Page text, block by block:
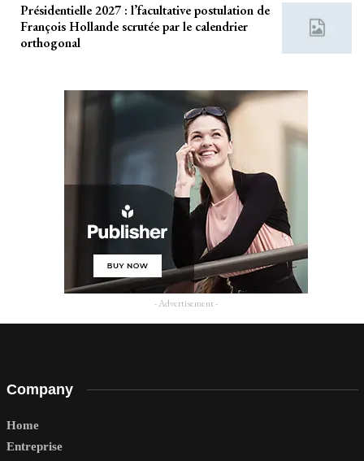
Présidentielle 2027 : l’facultative postulation de
François Hollande scrutée par le calendrier
orthogonal
- Advertisement -
Company
Home
Entreprise